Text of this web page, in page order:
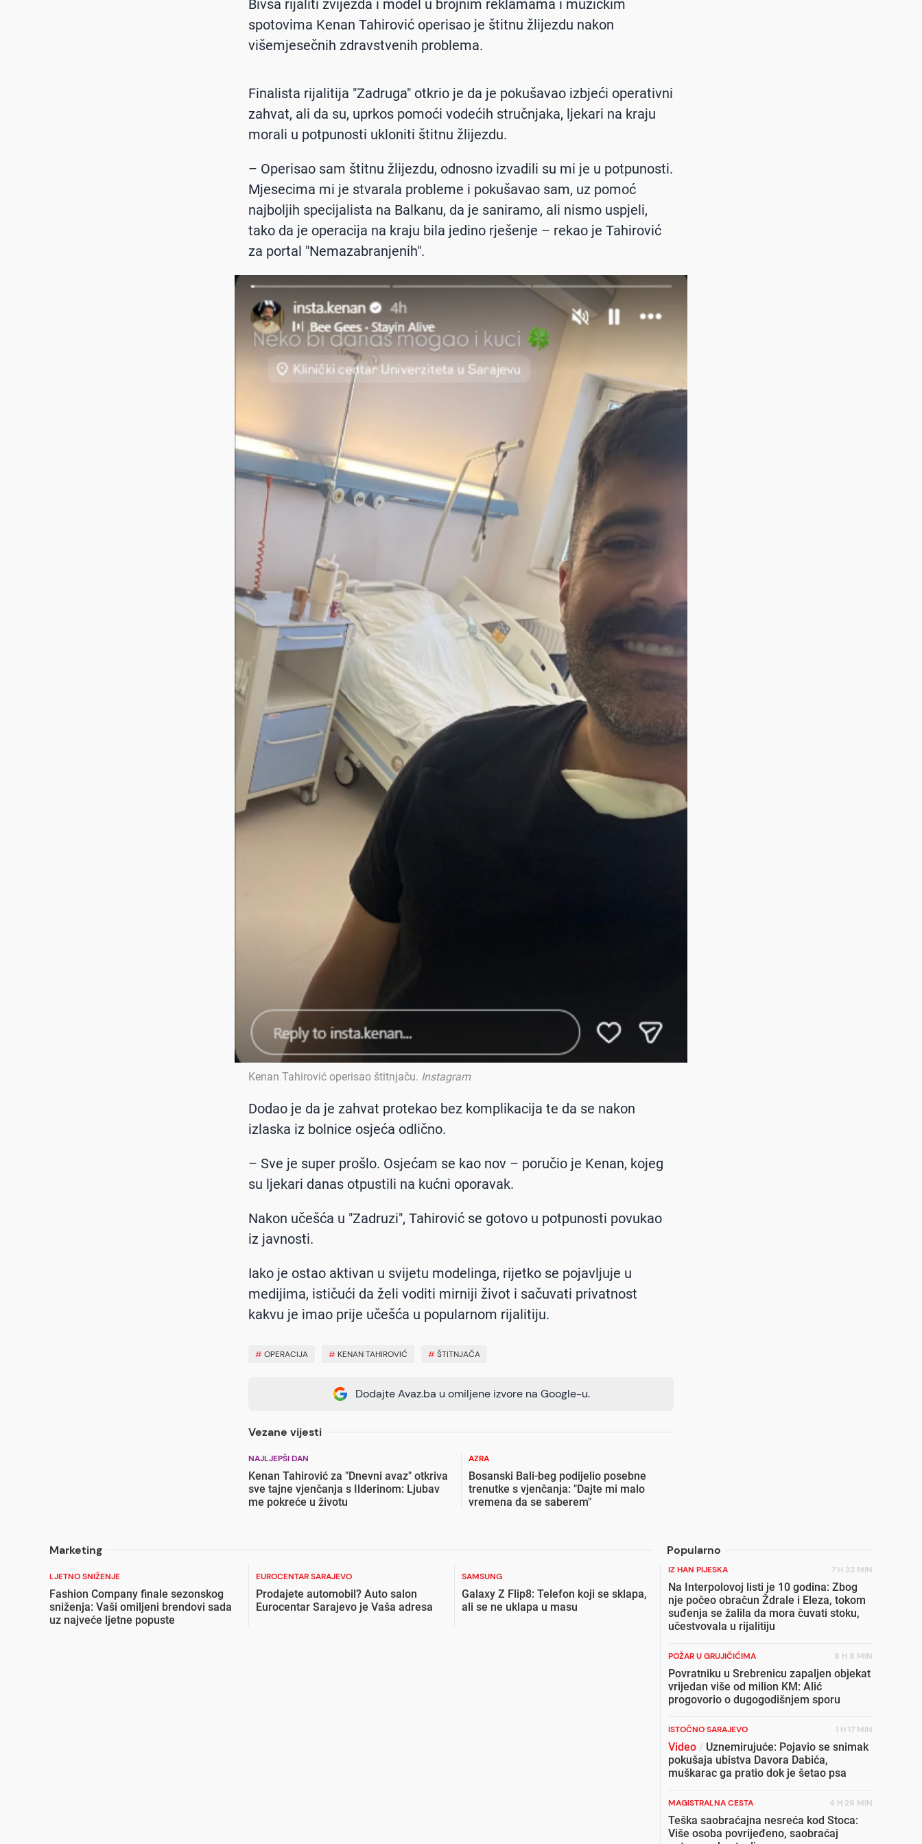
Bivša rijaliti zvijezda i model u brojnim reklamama i muzičkim
spotovima Kenan Tahirović operisao je štitnu žlijezdu nakon
višemjesečnih zdravstvenih problema.
Finalista rijalitija "Zadruga" otkrio je da je pokušavao izbjeći operativni
zahvat, ali da su, uprkos pomoći vodećih stručnjaka, ljekari na kraju
morali u potpunosti ukloniti štitnu žlijezdu.
– Operisao sam štitnu žlijezdu, odnosno izvadili su mi je u potpunosti.
Mjesecima mi je stvarala probleme i pokušavao sam, uz pomoć
najboljih specijalista na Balkanu, da je saniramo, ali nismo uspjeli,
tako da je operacija na kraju bila jedino rješenje – rekao je Tahirović
za portal "Nemazabranjenih".
Kenan Tahirović operisao štitnjaču. Instagram
Dodao je da je zahvat protekao bez komplikacija te da se nakon
izlaska iz bolnice osjeća odlično.
– Sve je super prošlo. Osjećam se kao nov – poručio je Kenan, kojeg
su ljekari danas otpustili na kućni oporavak.
Nakon učešća u "Zadruzi", Tahirović se gotovo u potpunosti povukao
iz javnosti.
Iako je ostao aktivan u svijetu modelinga, rijetko se pojavljuje u
medijima, ističući da želi voditi mirniji život i sačuvati privatnost
kakvu je imao prije učešća u popularnom rijalitiju.
#OPERACIJA # KENAN TAHIROVIĆ #ŠTITNJAČA
Dodajte Avaz.ba u omiljene izvore na Google-u.
Vezane vijesti
NAJLJEPŠI DAN
Kenan Tahirović za "Dnevni avaz" otkriva
sve tajne vjenčanja s Ilderinom: Ljubav
me pokreće u životu
AZRA
Bosanski Bali-beg podijelio posebne
trenutke s vjenčanja: "Dajte mi malo
vremena da se saberem"
Marketing Popularno
LJETNO SNIŽENJE
Fashion Company finale sezonskog
sniženja: Vaši omiljeni brendovi sada
uz najveće ljetne popuste
EUROCENTAR SARAJEVO
Prodajete automobil? Auto salon
Eurocentar Sarajevo je Vaša adresa
SAMSUNG
Galaxy Z Flip8: Telefon koji se sklapa,
ali se ne uklapa u masu
IZ HAN PIJESKA 7 H 33 MIN
Na Interpolovoj listi je 10 godina: Zbog
nje počeo obračun Ždrale i Eleza, tokom
suđenja se žalila da mora čuvati stoku,
učestvovala u rijalitiju
POŽAR U GRUJIČIĆIMA 8 H 8 MIN
Povratniku u Srebrenicu zapaljen objekat
vrijedan više od milion KM: Alić
progovorio o dugogodišnjem sporu
ISTOČNO SARAJEVO 1 H 17 MIN
Video / Uznemirujuće: Pojavio se snimak
pokušaja ubistva Davora Dabića,
muškarac ga pratio dok je šetao psa
MAGISTRALNA CESTA 4 H 29 MIN
Teška saobraćajna nesreća kod Stoca:
Više osoba povrijeđeno, saobraćaj